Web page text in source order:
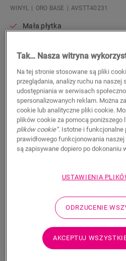
WINYL ORO BASE AVSTT40231
Mała płytka
Autentyczny wygląd kamienia
Wodoodporne
169,95PLN/m²
Sugerowana cena brutto
Znajdź dealera w
Chcesz zobaczyć tę podłogę
WYSZUKAJ
Tak… Nasza witryna
Na tej stronie stosowane są pliki
przeglądania, analizy ruchu na naszej
udostępniania w serwisach
spersonalizowanych reklam. Można
cookie lub analityczne pliki cookie.
plików cookie za pomocą poniższego
plików cookie”. Istotne i funkcjonalne
prawidłowego funkcjonowania
są zapisywane dopiero po dokonaniu
USTAWIENIA
ODRZUCENIE
AKCEPTUJ